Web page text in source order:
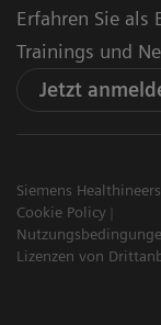
Erfahren Sie als
Trainings und
Jetzt
Siemens
Cookie Policy
Lizenzen von